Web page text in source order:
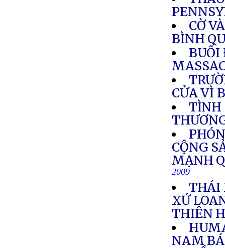
CỜ
BÌNH
BUỔI
CỬA VÌ
TÌNH
CỘNG
MẠNH
2009
THÁI
XỨ
THIÊN
NAM